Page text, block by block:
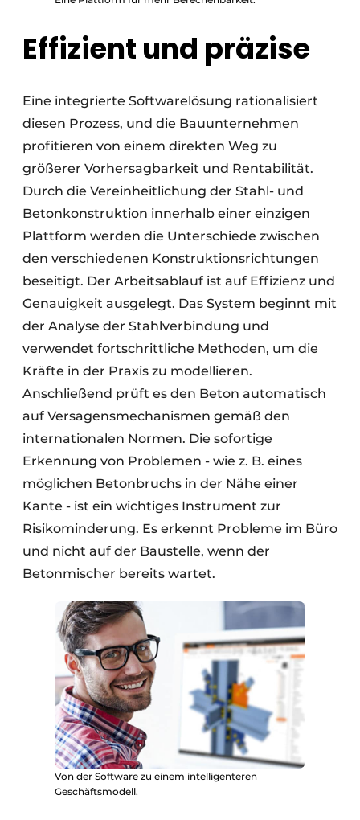
Effizient und präzise
Eine integrierte Softwarelösung rationalisiert
diesen Prozess, und die Bauunternehmen
profitieren von einem direkten Weg zu
größerer Vorhersagbarkeit und Rentabilität.
Durch die Vereinheitlichung der Stahl- und
Betonkonstruktion innerhalb einer einzigen
Plattform werden die Unterschiede zwischen
den verschiedenen Konstruktionsrichtungen
beseitigt. Der Arbeitsablauf ist auf Effizienz und
Genauigkeit ausgelegt. Das System beginnt mit
der Analyse der Stahlverbindung und
verwendet fortschrittliche Methoden, um die
Kräfte in der Praxis zu modellieren.
Anschließend prüft es den Beton automatisch
auf Versagensmechanismen gemäß den
internationalen Normen. Die sofortige
Erkennung von Problemen - wie z. B. eines
möglichen Betonbruchs in der Nähe einer
Kante - ist ein wichtiges Instrument zur
Risikominderung. Es erkennt Probleme im Büro
und nicht auf der Baustelle, wenn der
Betonmischer bereits wartet.
Von der Software zu einem intelligenteren
Geschäftsmodell.